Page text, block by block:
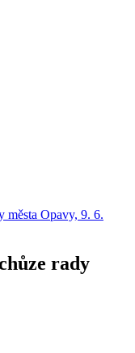
města Opavy, 9. 6.
rady